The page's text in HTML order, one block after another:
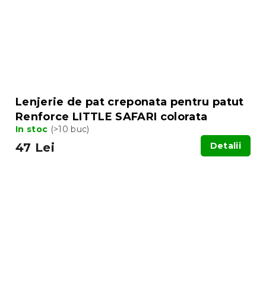
Lenjerie de pat creponata pentru patut
Renforce LITTLE SAFARI colorata
In stoc (>10 buc)
47 Lei Detalii